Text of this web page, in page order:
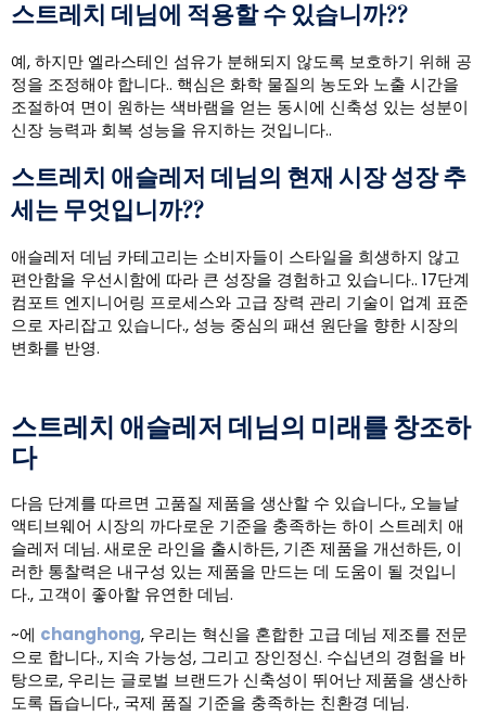
스트레치 데님에 적용할 수 있습니까??
예, 하지만 엘라스테인 섬유가 분해되지 않도록 보호하기 위해 공
정을 조정해야 합니다.. 핵심은 화학 물질의 농도와 노출 시간을
조절하여 면이 원하는 색바램을 얻는 동시에 신축성 있는 성분이
신장 능력과 회복 성능을 유지하는 것입니다..
스트레치 애슬레저 데님의 현재 시장 성장 추
세는 무엇입니까??
애슬레저 데님 카테고리는 소비자들이 스타일을 희생하지 않고
편안함을 우선시함에 따라 큰 성장을 경험하고 있습니다.. 17단계
컴포트 엔지니어링 프로세스와 고급 장력 관리 기술이 업계 표준
으로 자리잡고 있습니다., 성능 중심의 패션 원단을 향한 시장의
변화를 반영.
스트레치 애슬레저 데님의 미래를 창조하
다
다음 단계를 따르면 고품질 제품을 생산할 수 있습니다., 오늘날
액티브웨어 시장의 까다로운 기준을 충족하는 하이 스트레치 애
슬레저 데님. 새로운 라인을 출시하든, 기존 제품을 개선하든, 이
러한 통찰력은 내구성 있는 제품을 만드는 데 도움이 될 것입니
다., 고객이 좋아할 유연한 데님.
~에 changhong, 우리는 혁신을 혼합한 고급 데님 제조를 전문
으로 합니다., 지속 가능성, 그리고 장인정신. 수십년의 경험을 바
탕으로, 우리는 글로벌 브랜드가 신축성이 뛰어난 제품을 생산하
도록 돕습니다., 국제 품질 기준을 충족하는 친환경 데님.